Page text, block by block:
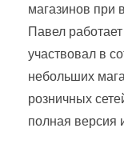
магазинов при
Павел
участвовал в
небольших
розничных
полная версия